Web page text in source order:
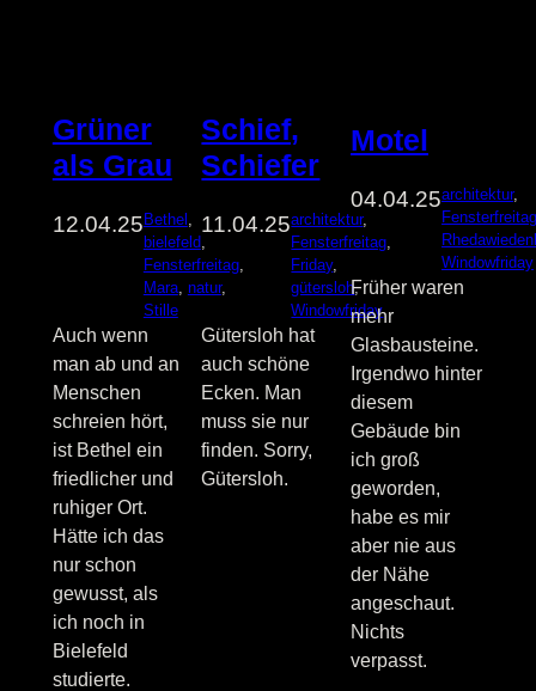
Grüner
als Grau
12.04.25Bethel
bielefeld
Fensterfreitag
Mara, natur
Stille
Auch wenn
man ab und an
Menschen
schreien hört,
ist Bethel ein
friedlicher und
ruhiger Ort.
Hätte ich das
nur schon
gewusst, als
ich noch in
Bielefeld
studierte.
Schief,
Schiefer
11.04.25architektur
Fensterfreitag
Friday
gütersloh ,
Windowfriday
Gütersloh hat
auch schöne
Ecken. Man
muss sie nur
finden. Sorry,
Gütersloh.
Motel
04.04.25architektur
Windowfriday
Früher waren
mehr
Glasbausteine.
Irgendwo hinter
diesem
Gebäude bin
ich groß
geworden,
habe es mir
aber nie aus
der Nähe
angeschaut.
Nichts
verpasst.